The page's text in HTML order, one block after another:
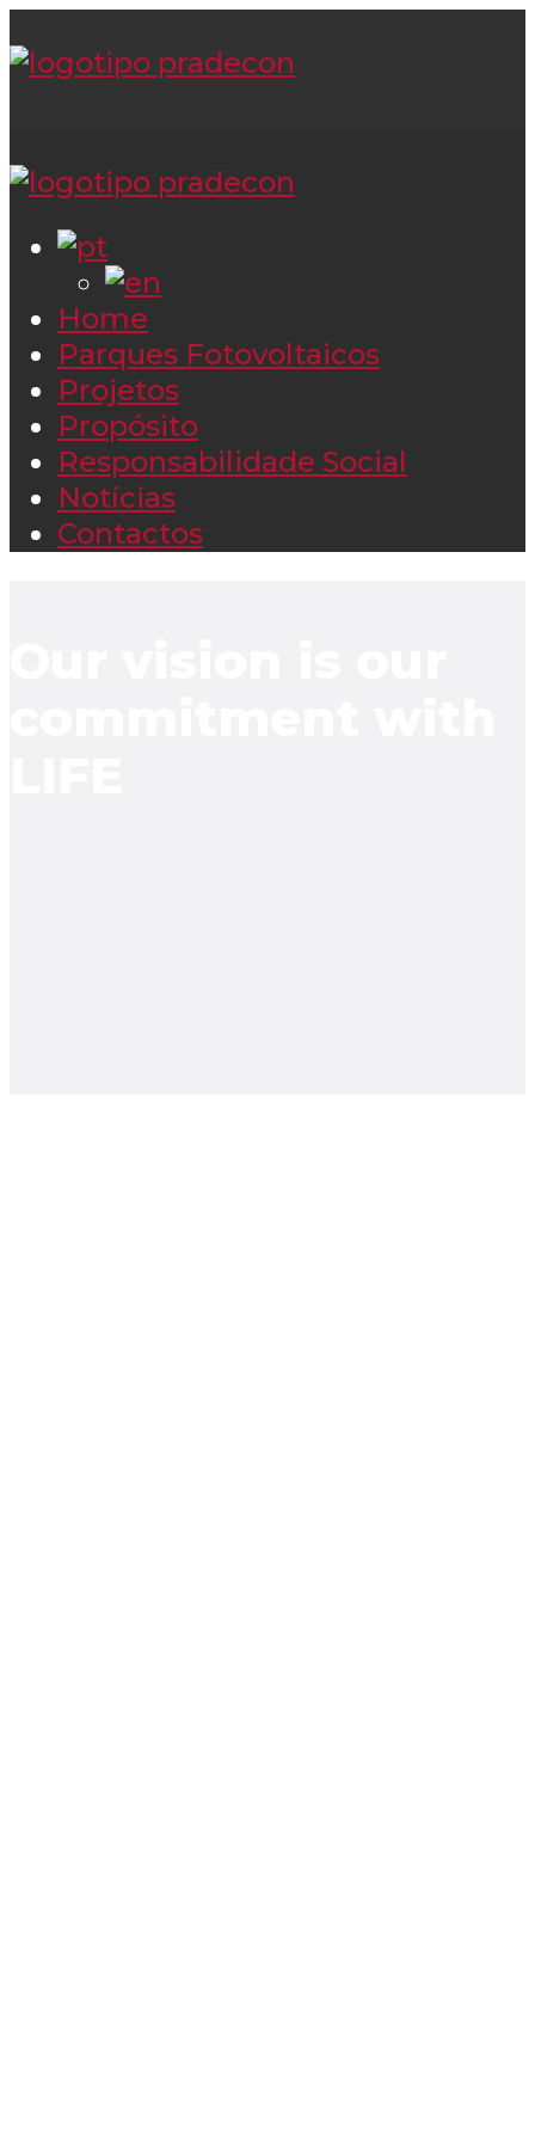
Home
Parques Fotovoltaicos
Projetos
Propósito
Responsabilidade Social
Notícias
Contactos